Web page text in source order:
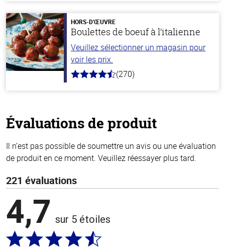
stars
HORS-D'ŒUVRE
Boulettes de boeuf à l’italienne
Veuillez sélectionner un magasin pour
voir les prix.
4.5
(270)
Évaluations de produit
Il n’est pas possible de soumettre un avis ou une évaluation
de produit en ce moment. Veuillez réessayer plus tard.
221 évaluations
4,7 sur 5 étoiles